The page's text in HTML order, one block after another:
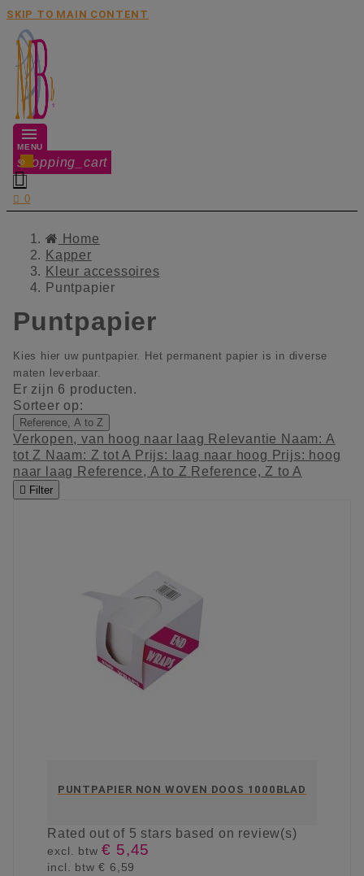
SKIP TO MAIN CONTENT
MENU
shopping_cart
0

 0
Home
Kapper
Kleur accessoires
Puntpapier
Puntpapier
Kies hier uw puntpapier. Het permanent papier is in diverse
maten leverbaar.
Er zijn 6 producten.
Sorteer op:
Reference, A to Z
Verkopen, van hoog naar laag Relevantie Naam: A
tot Z Naam: Z tot A Prijs: laag naar hoog Prijs: hoog
naar laag Reference, A to Z Reference, Z to A
 Filter
PUNTPAPIER NON WOVEN DOOS 1000BLAD
Ratedout of 5 stars based on review(s)
excl. btw€ 5,45
incl. btw€ 6,59